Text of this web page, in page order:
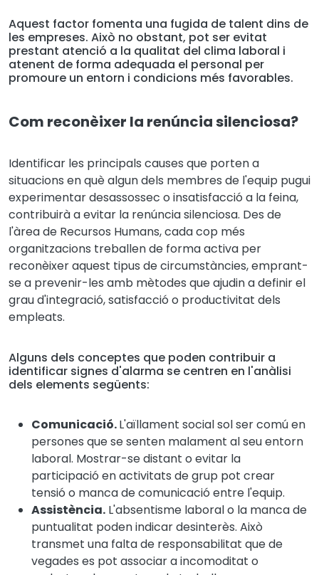
Aquest factor fomenta una fugida de talent dins de
les empreses. Això no obstant, pot ser evitat
prestant atenció a la qualitat del clima laboral i
atenent de forma adequada el personal per
promoure un entorn i condicions més favorables.
Com reconèixer la renúncia silenciosa?
Identificar les principals causes que porten a
situacions en què algun dels membres de l'equip pugui
experimentar desassossec o insatisfacció a la feina,
contribuirà a evitar la renúncia silenciosa. Des de
l'àrea de Recursos Humans, cada cop més
organitzacions treballen de forma activa per
reconèixer aquest tipus de circumstàncies, emprant-
se a prevenir-les amb mètodes que ajudin a definir el
grau d'integració, satisfacció o productivitat dels
empleats.
Alguns dels conceptes que poden contribuir a
identificar signes d'alarma se centren en l'anàlisi
dels elements següents:
Comunicació.L'aïllament social sol ser comú en
persones que se senten malament al seu entorn
laboral. Mostrar-se distant o evitar la
participació en activitats de grup pot crear
tensió o manca de comunicació entre l'equip.
Assistència. L'absentisme laboral o la manca de
puntualitat poden indicar desinterès. Això
transmet una falta de responsabilitat que de
vegades es pot associar a incomoditat o